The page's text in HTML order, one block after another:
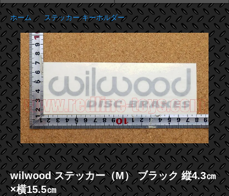
ホーム>ステッカー キーホルダー
wilwood ステッカー（M） ブラック 縦4.3㎝
×横15.5㎝